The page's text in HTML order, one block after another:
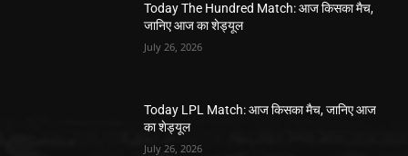
Today The Hundred Match: आज किसका मैच,
जानिए आज का शेड्यूल
July 26, 2026
Today LPL Match: आज किसका मैच, जानिए आज
का शेड्यूल
July 26, 2026